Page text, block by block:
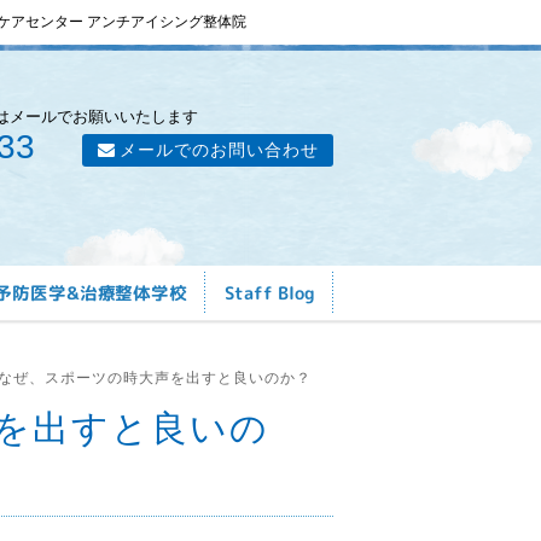
アセンター アンチアイシング整体院
メールでお願いいたします
メールでのお問い合わせ
防医学&治療整体学校 Staff Blog
ぜ、スポーツの時大声を出すと良いのか？
出すと良いの